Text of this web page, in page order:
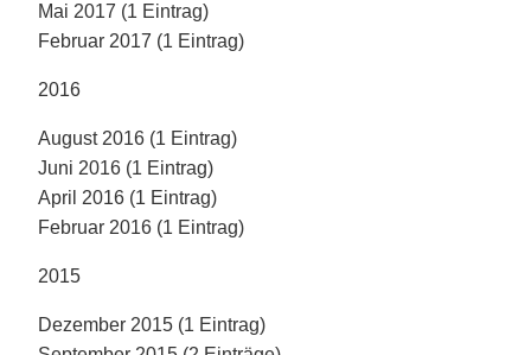
Mai 2017 (1 Eintrag)
Februar 2017 (1 Eintrag)
2016
August 2016 (1 Eintrag)
Juni 2016 (1 Eintrag)
April 2016 (1 Eintrag)
Februar 2016 (1 Eintrag)
2015
Dezember 2015 (1 Eintrag)